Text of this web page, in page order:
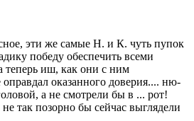
эти же самые Н. и К. чуть пупок
победу обеспечить всеми
теперь иш, как они с ним
оказанного доверия.... ню-
а не смотрели бы в ... рот!
так позорно бы сейчас выглядели